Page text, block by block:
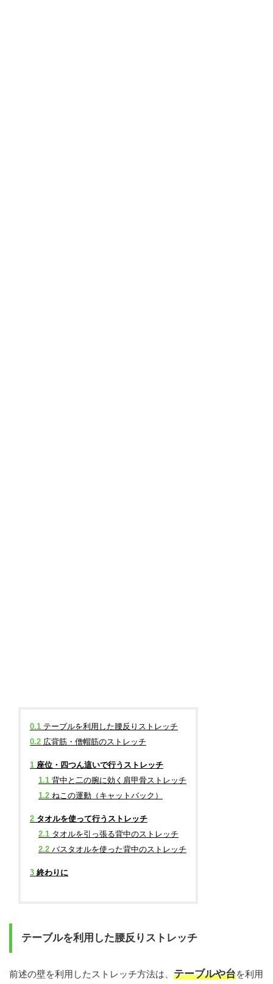
0.1 テーブルを利用した腰反りストレッチ
0.2 広背筋・僧帽筋のストレッチ
1 座位・四つん這いで行うストレッチ
1.1 背中と二の腕に効く肩甲骨ストレッチ
1.2 ねこの運動（キャットバック）
2 タオルを使って行うストレッチ
2.1 タオルを引っ張る背中のストレッチ
2.2 バスタオルを使った背中のストレッチ
3 終わりに
テーブルを利用した腰反りストレッチ
前述の壁を利用したストレッチ方法は、 テーブルや台を利用